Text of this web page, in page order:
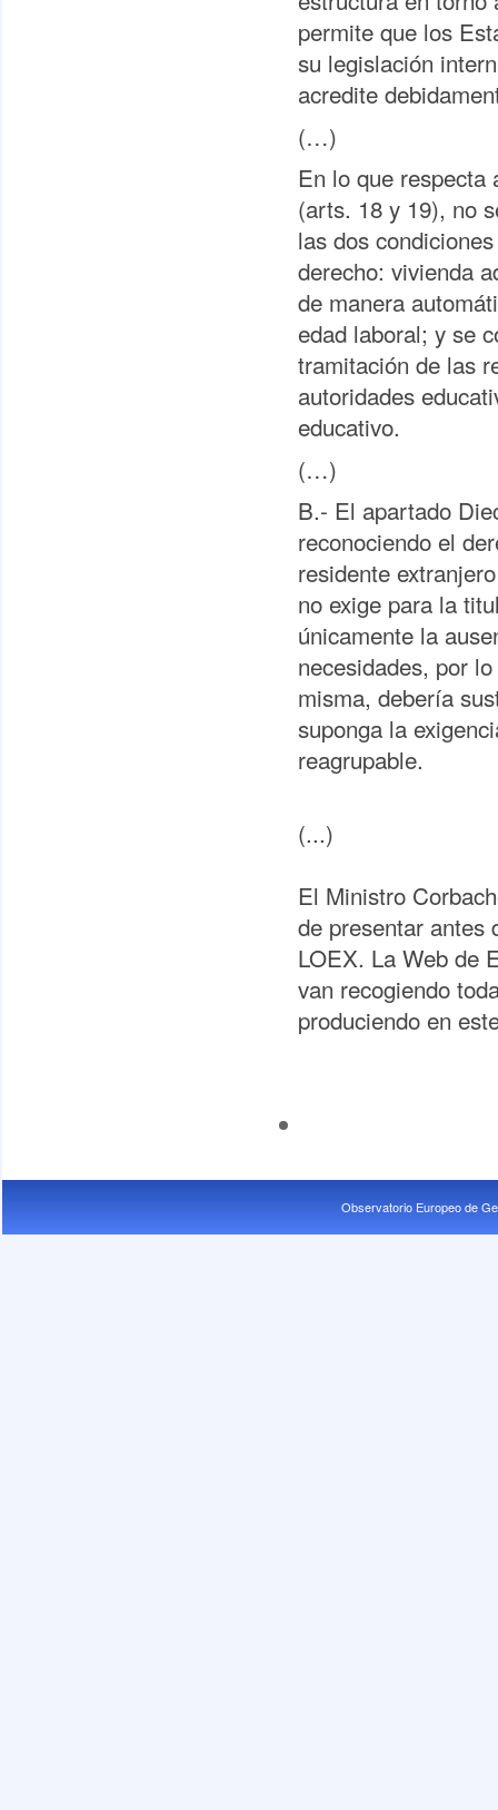
permite que los
su legislación
acredite
(…)
En lo que respecta
(arts. 18 y 19), no
las dos
derecho: vivienda
de manera
edad laboral; y se
tramitación de las
autoridades
educativo.
(…)
B.- El apartado
reconociendo el
residente
no exige para la
únicamente la
necesidades, por
misma, debería
suponga la
reagrupable.
(...)
El Ministro
de presentar antes
LOEX. La Web de
van recogiendo
produciendo en
Observatorio Europeo de